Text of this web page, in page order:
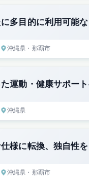
多目的に利用可能
沖縄県 ・那覇市
運動・健康サポー
沖縄県
様に転換、独自性
沖縄県 ・那覇市